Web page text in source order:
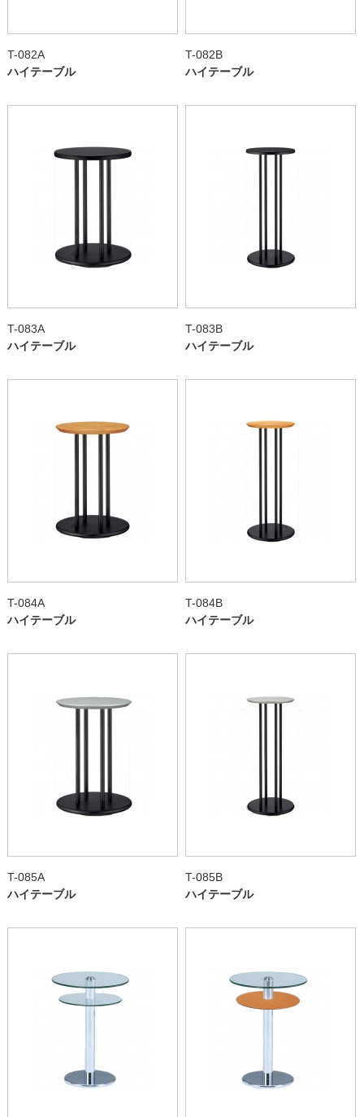
T-082A
ハイテーブル
T-082B
ハイテーブル
T-083A
ハイテーブル
T-083B
ハイテーブル
T-084A
ハイテーブル
T-084B
ハイテーブル
T-085A
ハイテーブル
T-085B
ハイテーブル